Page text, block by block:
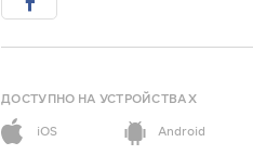
ДОСТУПНО НА УСТРОЙСТВАХ
iOS
Android